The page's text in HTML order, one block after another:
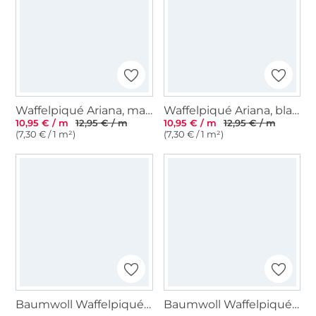
Waffelpiqué Ariana, marine
10,95 € / m
12,95 € / m
(7,30 € / 1 m²)
Waffelpiqué Ariana, blassgrün
10,95 € / m
12,95 € / m
(7,30 € / 1 m²)
Baumwoll Waffelpiqué, natur Baumwoll Waffelpiqué, altgrün